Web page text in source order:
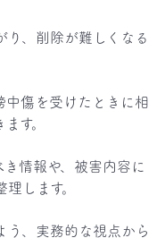
り、削除が難しくなる
中傷を受けたときに相
す。
情報や、被害内容に
します。
う、実務的な視点から